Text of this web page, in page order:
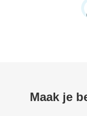
Maak je